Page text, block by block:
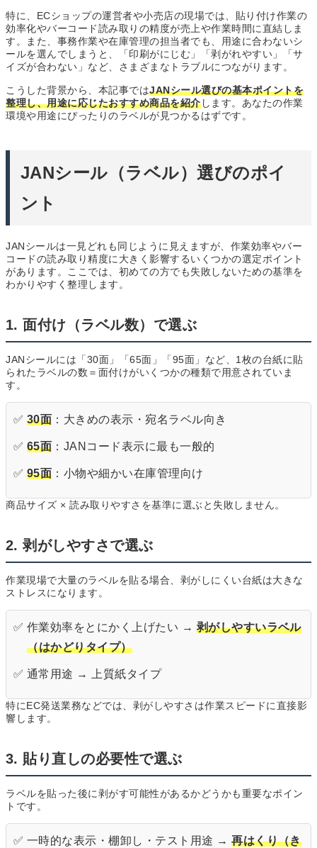
特に、ECショップの運営者や小売店の現場では、貼り付け作業の
効率化やバーコード読み取りの精度が売上や作業時間に直結しま
す。また、事務作業や在庫管理の担当者でも、用途に合わないシ
ールを選んでしまうと、「印刷がにじむ」「剥がれやすい」「サ
イズが合わない」など、さまざまなトラブルにつながります。
こうした背景から、本記事ではJANシール選びの基本ポイントを
整理し、用途に応じたおすすめ商品を紹介します。あなたの作業
環境や用途にぴったりのラベルが見つかるはずです。
JANシール（ラベル）選びのポイ
ント
JANシールは一見どれも同じように見えますが、作業効率やバー
コードの読み取り精度に大きく影響するいくつかの選定ポイント
があります。ここでは、初めての方でも失敗しないための基準を
わかりやすく整理します。
1. 面付け（ラベル数）で選ぶ
JANシールには「30面」「65面」「95面」など、1枚の台紙に貼
られたラベルの数＝面付けがいくつかの種類で用意されていま
す。
✅ 30面 ：大きめの表示・宛名ラベル向き
✅ 65面 ：JANコード表示に最も一般的
✅ 95面 ：小物や細かい在庫管理向け
商品サイズ × 読み取りやすさを基準に選ぶと失敗しません。
2. 剥がしやすさで選ぶ
作業現場で大量のラベルを貼る場合、剥がしにくい台紙は大きな
ストレスになります。
✅ 作業効率をとにかく上げたい → 剥がしやすいラベル
（はかどりタイプ）
✅ 通常用途 → 上質紙タイプ
特にEC発送業務などでは、剥がしやすさは作業スピードに直接影
響します。
3. 貼り直しの必要性で選ぶ
ラベルを貼った後に剥がす可能性があるかどうかも重要なポイン
トです。
✅ 一時的な表示・棚卸し・テスト用途 →再はくり（き